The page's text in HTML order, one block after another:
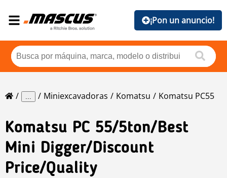
¡Pon un anuncio!
... Miniexcavadoras Komatsu Komatsu PC55
Komatsu PC 55/5ton/best
Mini Digger/Discount
Price/quality